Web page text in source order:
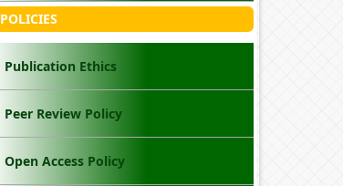
POLICIES
Publication Ethics
Peer Review Policy
Open Access Policy